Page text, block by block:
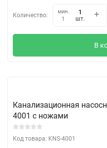
Количество:
мин.
1
шт.
В
Канализационная
4001 с ножами
Код товара: KNS-4001